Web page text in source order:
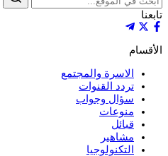
تابعنا
الأقسام
الاسرة والمجتمع
تردد القنوات
سؤال وجواب
منوعات
قبائل
مشاهير
التكنولوجيا